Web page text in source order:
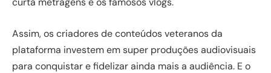
Assim, os criadores de conteúdos veteranos da
plataforma investem em super produções audiovisuais
para conquistar e fidelizar ainda mais a audiência. E o